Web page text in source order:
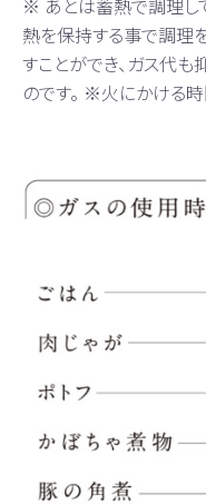
熱を保持する事で調理
すことができ、ガス代
のです。 ※火にかける